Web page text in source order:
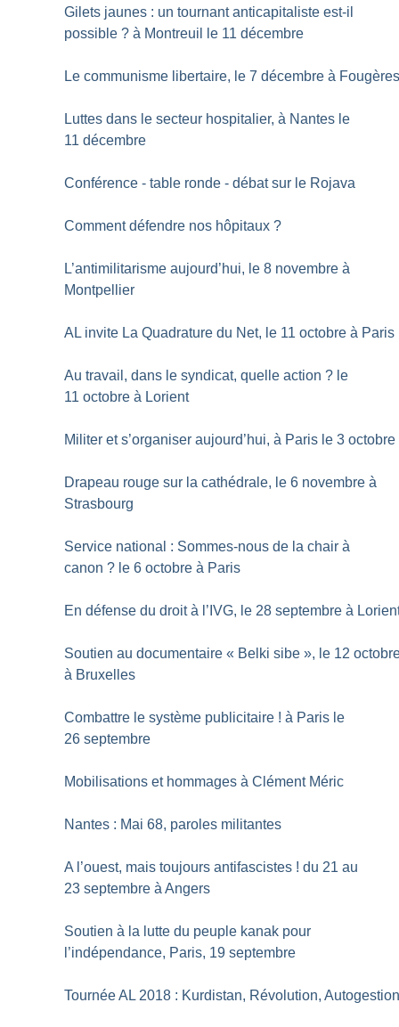
Gilets jaunes : un tournant anticapitaliste est-il
possible ? à Montreuil le 11 décembre
Le communisme libertaire, le 7 décembre à
Luttes dans le secteur hospitalier, à Nantes le
11 décembre
Conférence - table ronde - débat sur le Rojava
Comment défendre nos hôpitaux ?
L’antimilitarisme aujourd’hui, le 8 novembre à
Montpellier
AL invite La Quadrature du Net, le 11 octobre à Paris
Au travail, dans le syndicat, quelle action ? le
11 octobre à Lorient
Militer et s’organiser aujourd’hui, à Paris le 3 octobre
Drapeau rouge sur la cathédrale, le 6 novembre à
Strasbourg
Service national : Sommes-nous de la chair à
canon ? le 6 octobre à Paris
En défense du droit à l’IVG, le 28 septembre à
Soutien au documentaire « Belki sibe », le 12
à Bruxelles
Combattre le système publicitaire ! à Paris le
26 septembre
Mobilisations et hommages à Clément Méric
Nantes : Mai 68, paroles militantes
A l’ouest, mais toujours antifascistes ! du 21 au
23 septembre à Angers
Soutien à la lutte du peuple kanak pour
l’indépendance, Paris, 19 septembre
Tournée AL 2018 : Kurdistan, Révolution,